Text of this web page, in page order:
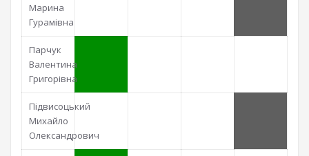
Марина
Гурамівна
Парчук
Валентина
Григорівна
Підвисоцький
Михайло
Олександрович